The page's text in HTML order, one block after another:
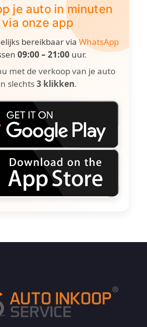
je auto in minuten
via onze app
bereikbaar viaWhatsApp
09:00 – 21:00 uur.
met de verkoop van je auto
slechts3 klikken.